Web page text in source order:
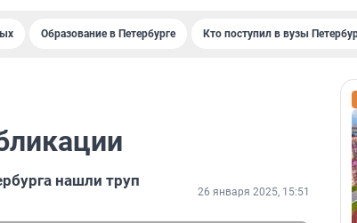
Образование в Петербурге Кто поступил в вузы
нашли труп
26 января 2025, 15:51